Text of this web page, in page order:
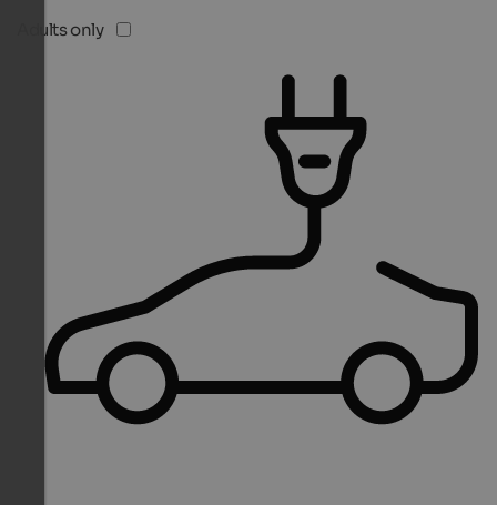
Adults only